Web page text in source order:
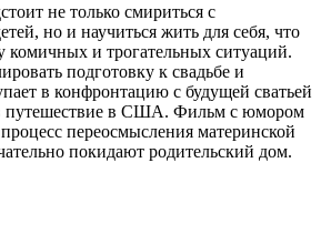
не только смириться с
но и научиться жить для себя, что
комичных и трогательных ситуаций.
подготовку к свадьбе и
в конфронтацию с будущей сватьей
путешествие в США. Фильм с юмором
переосмысления материнской
покидают родительский дом.